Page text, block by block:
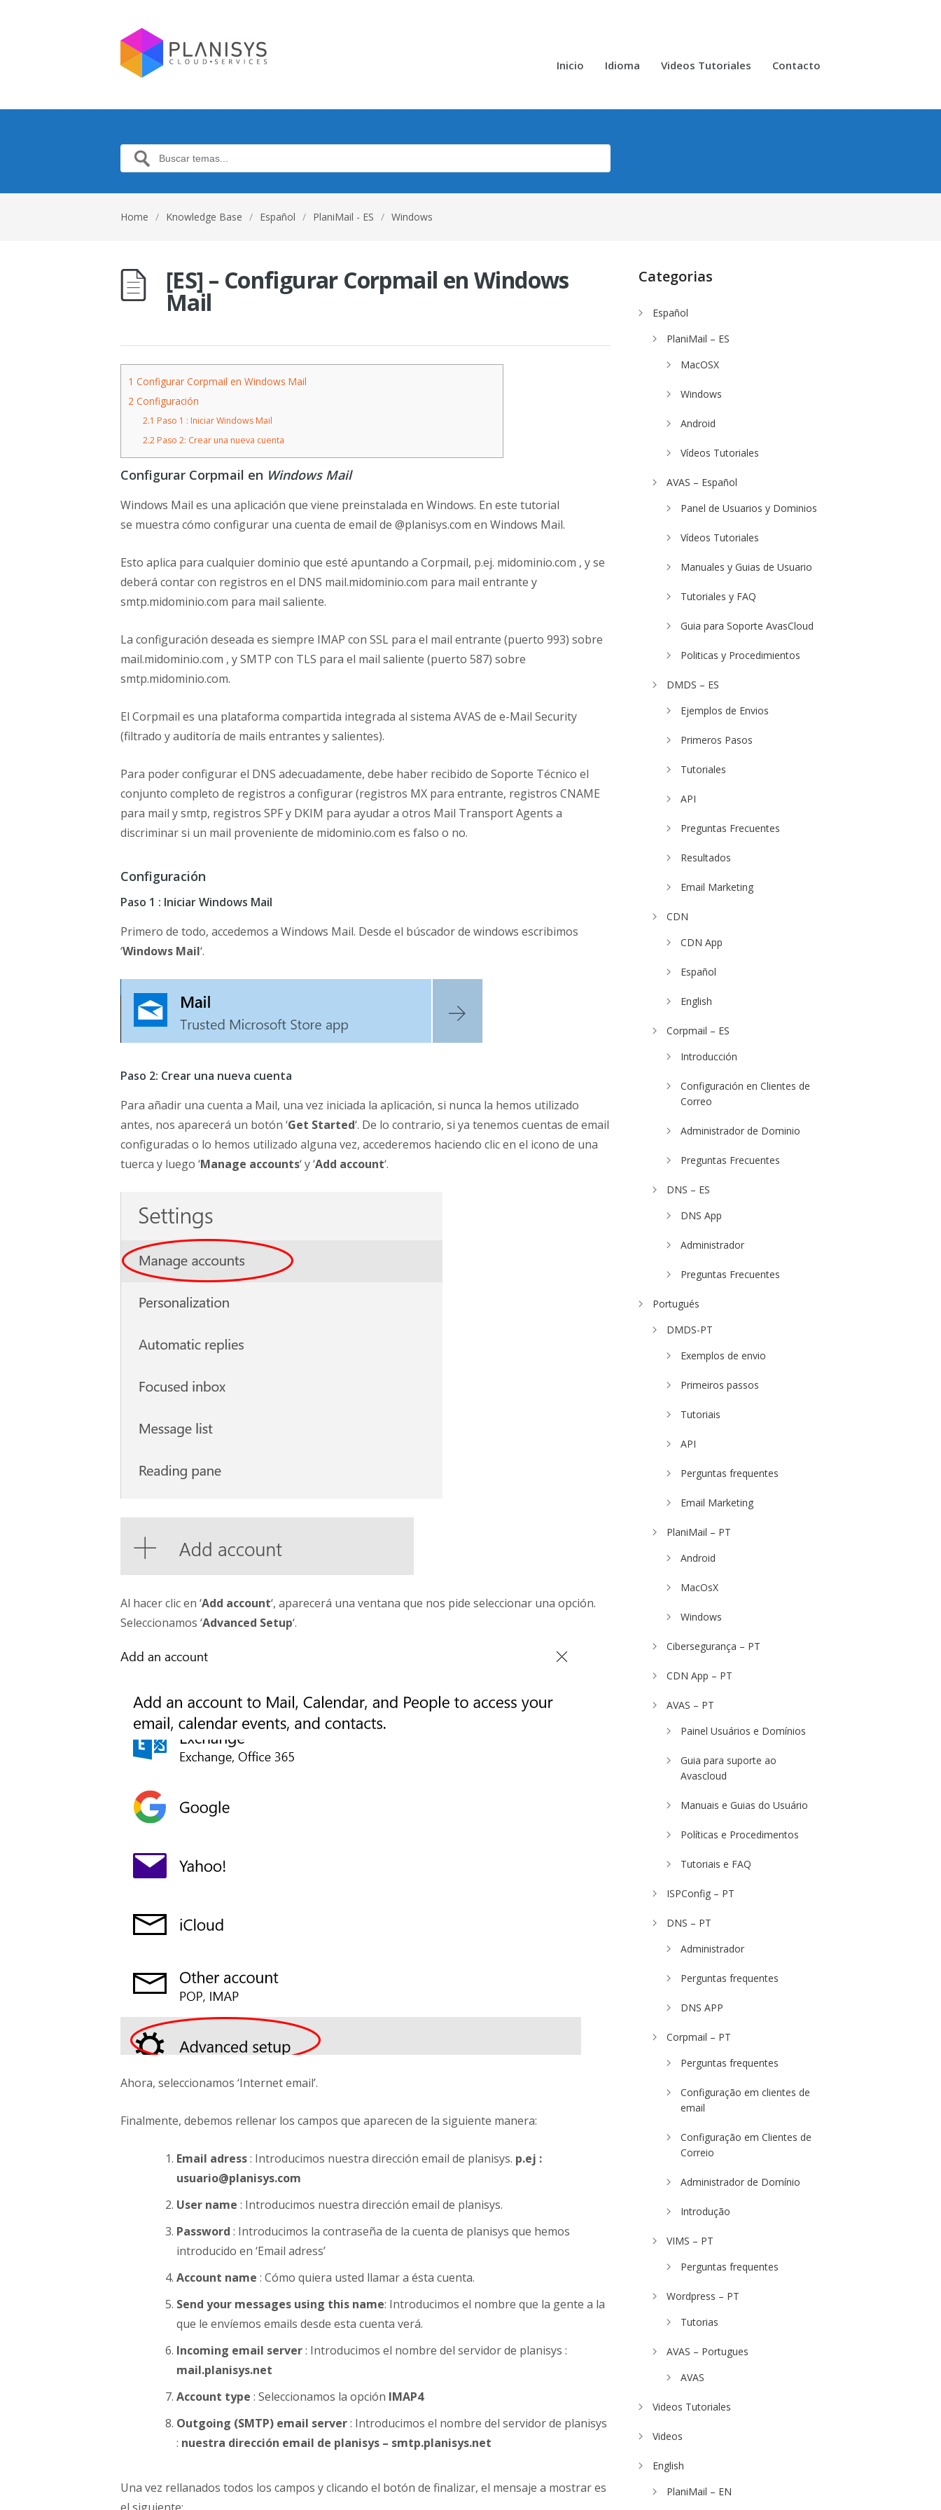
Inicio Idioma Videos Tutoriales Contacto
Home / Knowledge Base / Español / PlaniMail - ES / Windows
[ES] – Configurar Corpmail en Windows
Mail
1 Configurar Corpmail en Windows Mail
2 Configuración
2.1 Paso 1 : Iniciar Windows Mail
2.2Paso 2: Crear una nueva cuenta
Configurar Corpmail en Windows Mail
Windows Mail es una aplicación que viene preinstalada en Windows. En este tutorial
se muestra cómo configurar una cuenta de email de @planisys.com en Windows Mail.
Esto aplica para cualquier dominio que esté apuntando a Corpmail, p.ej. midominio.com , y se
deberá contar con registros en el DNS mail.midominio.com para mail entrante y
smtp.midominio.com para mail saliente.
La configuración deseada es siempre IMAP con SSL para el mail entrante (puerto 993) sobre
mail.midominio.com , y SMTP con TLS para el mail saliente (puerto 587) sobre
smtp.midominio.com.
El Corpmail es una plataforma compartida integrada al sistema AVAS de e-Mail Security
(filtrado y auditoría de mails entrantes y salientes).
Para poder configurar el DNS adecuadamente, debe haber recibido de Soporte Técnico el
conjunto completo de registros a configurar (registros MX para entrante, registros CNAME
para mail y smtp, registros SPF y DKIM para ayudar a otros Mail Transport Agents a
discriminar si un mail proveniente de midominio.com es falso o no.
Configuración
Paso 1 : Iniciar Windows Mail
Primero de todo, accedemos a Windows Mail. Desde el búscador de windows escribimos
‘Windows Mail‘.
Paso 2: Crear una nueva cuenta
Para añadir una cuenta a Mail, una vez iniciada la aplicación, si nunca la hemos utilizado
antes, nos aparecerá un botón ‘Get Started‘. De lo contrario, si ya tenemos cuentas de email
configuradas o lo hemos utilizado alguna vez, accederemos haciendo clic en el icono de una
tuerca y luego ‘Manage accounts‘ y ‘Add account‘.
Al hacer clic en ‘Add account‘, aparecerá una ventana que nos pide seleccionar una opción.
Seleccionamos ‘Advanced Setup‘.
Ahora, seleccionamos ‘Internet email’.
Finalmente, debemos rellenar los campos que aparecen de la siguiente manera:
Email adress: Introducimos nuestra dirección email de planisys. p.ej :
usuario@planisys.com
User name : Introducimos nuestra dirección email de planisys.
Password : Introducimos la contraseña de la cuenta de planisys que hemos
introducido en ‘Email adress’
Account name : Cómo quiera usted llamar a ésta cuenta.
Send your messages using this name: Introducimos el nombre que la gente a la
que le envíemos emails desde esta cuenta verá.
Incoming email server: Introducimos el nombre del servidor de planisys :
mail.planisys.net
Account type : Seleccionamos la opción IMAP4
Outgoing (SMTP) email server: Introducimos el nombre del servidor de planisys
: nuestra dirección email de planisys – smtp.planisys.net
Una vez rellanados todos los campos y clicando el botón de finalizar, el mensaje a mostrar es
Categorias
Español
PlaniMail – ES
MacOSX
Windows
Android
Vídeos Tutoriales
AVAS – Español
Panel de Usuarios y Dominios
Vídeos Tutoriales
Manuales y Guias de Usuario
Tutoriales y FAQ
Guia para Soporte AvasCloud
Politicas y Procedimientos
DMDS – ES
Ejemplos de Envios
Primeros Pasos
Tutoriales
API
Preguntas Frecuentes
Resultados
Email Marketing
CDN
CDN App
Español
English
Corpmail – ES
Introducción
Configuración en Clientes de
Correo
Administrador de Dominio
Preguntas Frecuentes
DNS – ES
DNS App
Administrador
Preguntas Frecuentes
Portugués
DMDS-PT
Exemplos de envio
Primeiros passos
Tutoriais
API
Perguntas frequentes
Email Marketing
PlaniMail – PT
Android
MacOsX
Windows
Cibersegurança – PT
CDN App – PT
AVAS – PT
Painel Usuários e Domínios
Guia para suporte ao
Avascloud
Manuais e Guias do Usuário
Políticas e Procedimentos
Tutoriais e FAQ
ISPConfig – PT
DNS – PT
Administrador
Perguntas frequentes
DNS APP
Corpmail – PT
Perguntas frequentes
Configuração em clientes de
email
Configuração em Clientes de
Correio
Administrador de Domínio
Introdução
VIMS – PT
Perguntas frequentes
Wordpress – PT
Tutorias
AVAS – Portugues
AVAS
Videos Tutoriales
Videos
English
PlaniMail – EN